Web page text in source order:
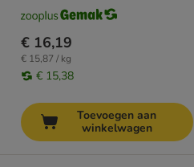
€ 16,19
€ 15,87 / kg
€ 15,38
Toevoegen aan
winkelwagen